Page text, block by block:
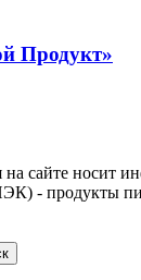
Продукт»
сайте носит
- продукты